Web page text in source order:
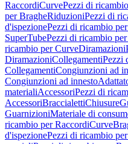
RaccordiCurvePezzi di
per BragheRiduzioniPezzi di
d'ispezionePezzi di ricambio
SuperTubePezzi di ricambio
ricambio per CurveDiramazioni
DiramazioniCollegamentiPezzi
CollegamentiCongiunzioni ad
Congiunzioni ad innesto
materialiAccessoriPezzi di
AccessoriBraccialettiChiusure
GuarnizioniMateriale di
ricambio per RaccordiCurve
d'ispezionePezzi di ricambio